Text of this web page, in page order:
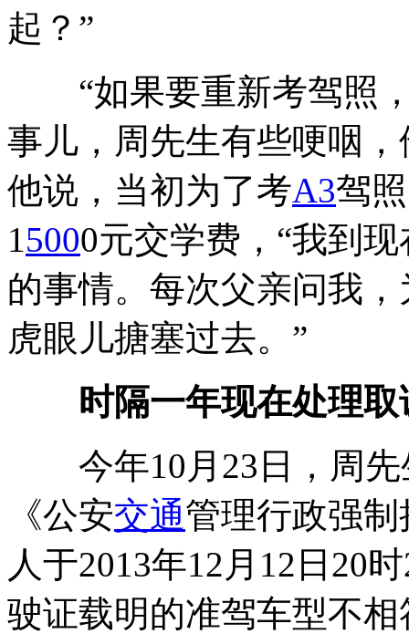
起？”
“如果要重新考驾照，
事儿，周先生有些哽咽
他说，当初为了考A3驾
15000元交学费，“我到
的事情。每次父亲问我
虎眼儿搪塞过去。”
时隔一年现在处理
今年10月23日，周先
《公安交通管理行政强
人于2013年12月12日20
驶证载明的准驾车型不